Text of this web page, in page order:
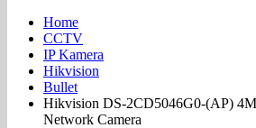
Home
CCTV
IP Kamera
Hikvision
Bullet
Hikvision DS-2CD5046G0-(AP)
Network Camera